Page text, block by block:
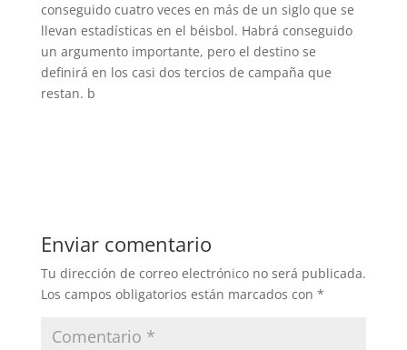
conseguido cuatro veces en más de un siglo que se
llevan estadísticas en el béisbol. Habrá conseguido
un argumento importante, pero el destino se
definirá en los casi dos tercios de campaña que
restan. b
Enviar comentario
Tu dirección de correo electrónico no será publicada.
Los campos obligatorios están marcados con *